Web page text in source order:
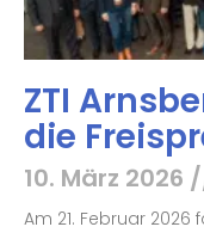
ZTI
die
10. März 2026
Am 21. Februar